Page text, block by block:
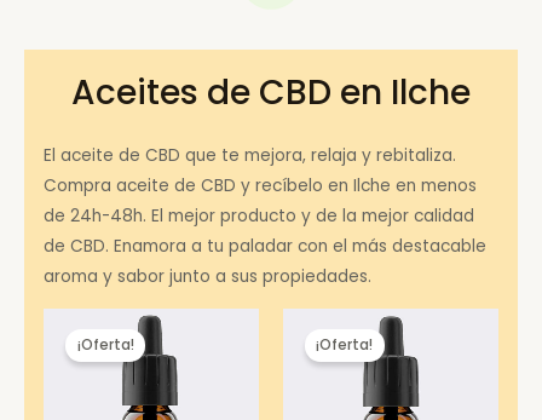
Aceites de CBD en Ilche
El aceite de CBD que te mejora, relaja y rebitaliza.
Compra aceite de CBD y recíbelo en Ilche en menos
de 24h-48h. El mejor producto y de la mejor calidad
de CBD. Enamora a tu paladar con el más destacable
aroma y sabor junto a sus propiedades.
¡Oferta! ¡Oferta!